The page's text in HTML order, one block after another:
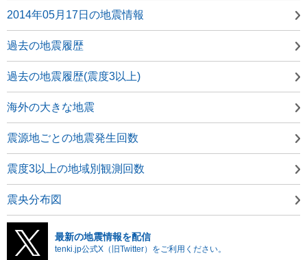
2014年05月17日の地震情報
過去の地震履歴
過去の地震履歴(震度3以上)
海外の大きな地震
震源地ごとの地震発生回数
震度3以上の地域別観測回数
震央分布図
最新の地震情報を配信
tenki.jp公式X（旧Twitter）をご利用ください。